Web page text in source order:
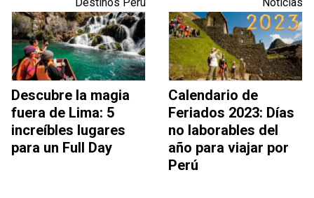
Destinos Perú
Descubre la magia
fuera de Lima: 5
increíbles lugares
para un Full Day
Noticias
Calendario de
Feriados 2023: Días
no laborables del
año para viajar por
Perú